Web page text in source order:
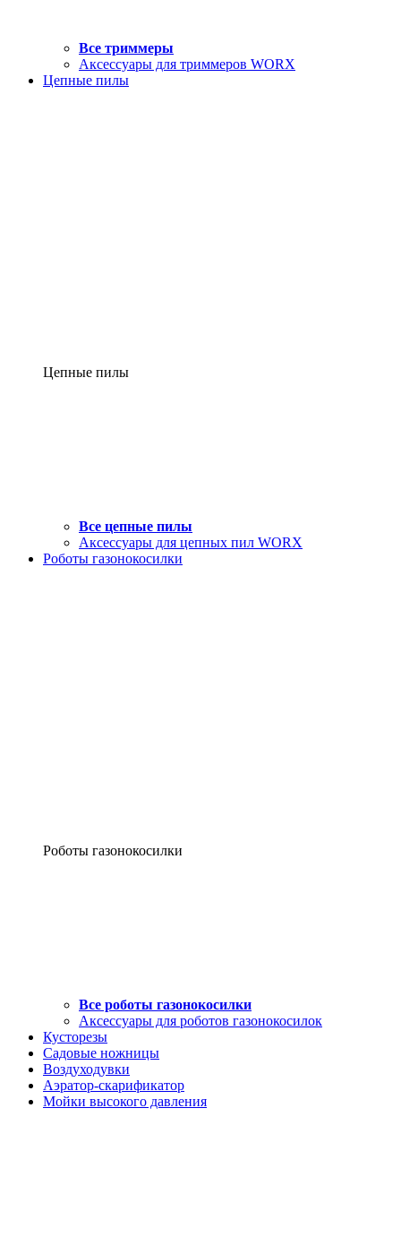
Все триммеры
Аксессуары для триммеров WORX
Цепные пилы
Цепные пилы
Все цепные пилы
Аксессуары для цепных пил WORX
Роботы газонокосилки
Роботы газонокосилки
Все роботы газонокосилки
Аксессуары для роботов газонокосилок
Кусторезы
Садовые ножницы
Воздуходувки
Аэратор-скарификатор
Мойки высокого давления